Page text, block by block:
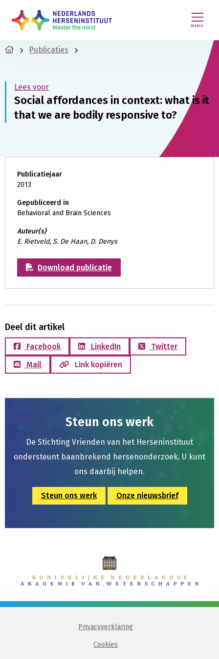
MENU
Publicaties
Lees voor
Social affordances in context: what is it
that we are bodily responsive to?
Publicatiejaar
2013
Gepubliceerd in
Behavioral and Brain Sciences
Auteur(s)
E. Rietveld, S. De Haan, D. Denys
Download publicatie
Deel dit artikel
Facebook LinkedIn
Twitter
Mail
Link kopiëren
Steun ons werk
De Stichting Vrienden van het Herseninstituut
ondersteunt baanbrekend hersenonderzoek. U kunt
ons daarbij helpen.
Steun ons werk Onze nieuwsbrief
Privacyverklaring
Cookies